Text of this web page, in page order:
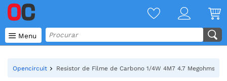
 Menu
Opencircuit Resistor de Filme de Carbono 1/4W 4M7 4.7 Megohms